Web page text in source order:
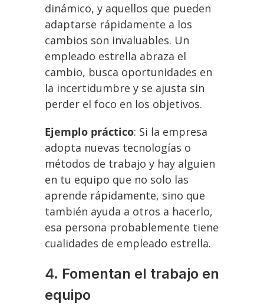
dinámico, y aquellos que pueden
adaptarse rápidamente a los
cambios son invaluables. Un
empleado estrella abraza el
cambio, busca oportunidades en
la incertidumbre y se ajusta sin
perder el foco en los objetivos.
Ejemplo práctico: Si la empresa
adopta nuevas tecnologías o
métodos de trabajo y hay alguien
en tu equipo que no solo las
aprende rápidamente, sino que
también ayuda a otros a hacerlo,
esa persona probablemente tiene
cualidades de empleado estrella.
4. Fomentan el trabajo en
equipo